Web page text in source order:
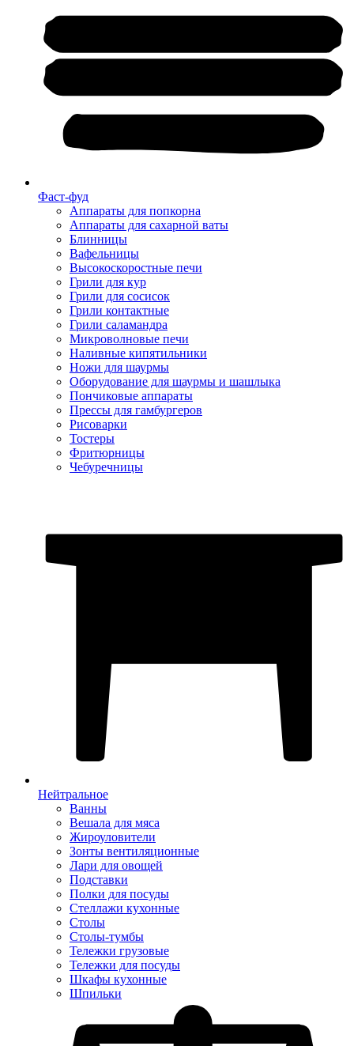
Фаст-фуд
Аппараты для попкорна
Аппараты для сахарной ваты
Блинницы
Вафельницы
Высокоскоростные печи
Грили для кур
Грили для сосисок
Грили контактные
Грили саламандра
Микроволновые печи
Наливные кипятильники
Ножи для шаурмы
Оборудование для шаурмы и шашлыка
Пончиковые аппараты
Прессы для гамбургеров
Рисоварки
Тостеры
Фритюрницы
Чебуречницы
Нейтральное
Ванны
Вешала для мяса
Жироуловители
Зонты вентиляционные
Лари для овощей
Подставки
Полки для посуды
Стеллажи кухонные
Столы
Столы-тумбы
Тележки грузовые
Тележки для посуды
Шкафы кухонные
Шпильки